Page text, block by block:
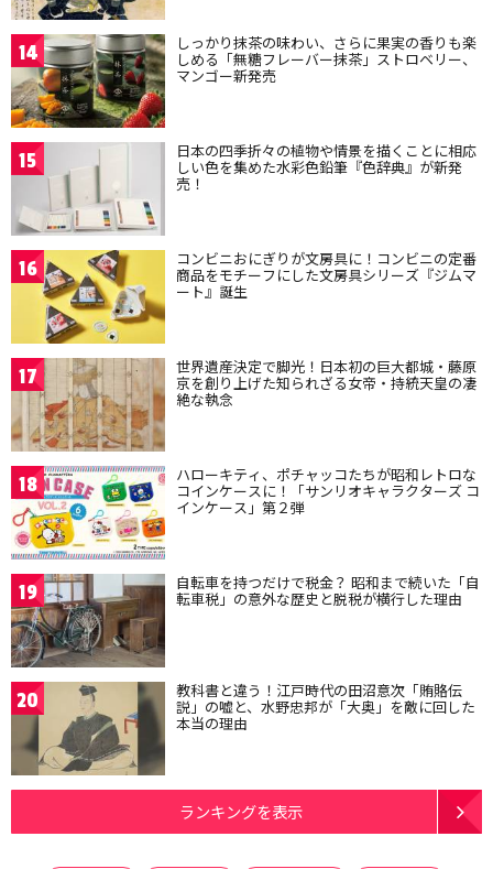
14 しっかり抹茶の味わい、さらに果実の香りも楽
しめる「無糖フレーバー抹茶」ストロベリー、
マンゴー新発売
15 日本の四季折々の植物や情景を描くことに相応
しい色を集めた水彩色鉛筆『色辞典』が新発
売！
16 コンビニおにぎりが文房具に！コンビニの定番
商品をモチーフにした文房具シリーズ『ジムマ
ート』誕生
17 世界遺産決定で脚光！日本初の巨大都城・藤原
京を創り上げた知られざる女帝・持統天皇の凄
絶な執念
18 ハローキティ、ポチャッコたちが昭和レトロな
コインケースに！「サンリオキャラクターズ コ
インケース」第２弾
19 自転車を持つだけで税金？ 昭和まで続いた「自
転車税」の意外な歴史と脱税が横行した理由
20 教科書と違う！江戸時代の田沼意次「賄賂伝
説」の嘘と、水野忠邦が「大奥」を敵に回した
本当の理由
ランキングを表示